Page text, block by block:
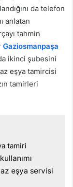
da telefon
anlatan
tahmin
Gaziosmanpaşa
ikinci şubesini
eşya tamircisi
tamirleri
tamiri
eşya servisi